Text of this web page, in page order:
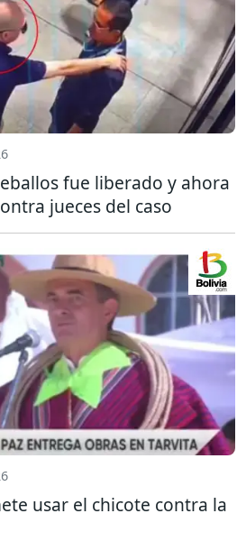
fue liberado y ahora
jueces del caso
usar el chicote contra la